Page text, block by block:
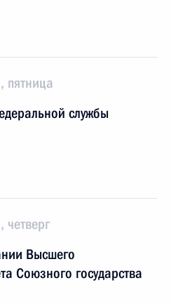
пятница
службы
Высшего
Союзного государства